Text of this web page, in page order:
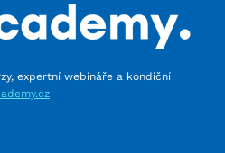
expertní webináře a kondiční